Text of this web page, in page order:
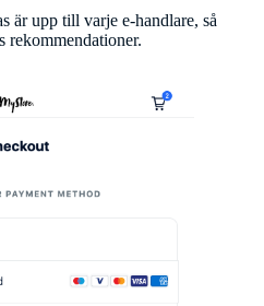
är upp till varje e-handlare, så
rekommendationer.